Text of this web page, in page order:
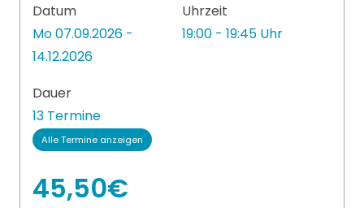
Datum
Mo 07.09.2026 -
14.12.2026
Uhrzeit
19:00 - 19:45 Uhr
Dauer
13 Termine
Alle Termine anzeigen
45,50€